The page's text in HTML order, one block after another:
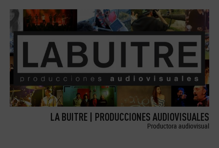
LA BUITRE | PRODUCCIONES AUDIOVISUALES
Productora audiovisual